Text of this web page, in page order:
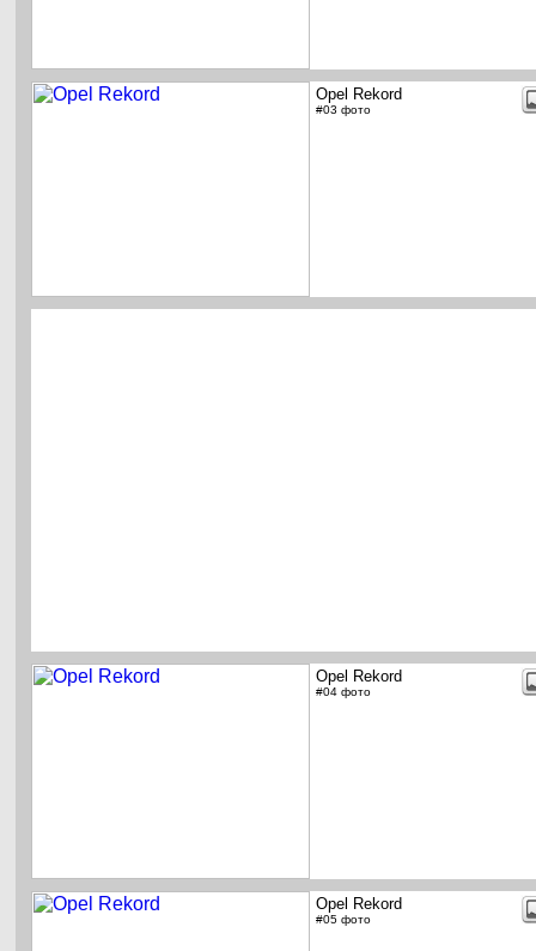
Opel Rekord
#03 фото
Opel Rekord
#04 фото
Opel Rekord
#05 фото